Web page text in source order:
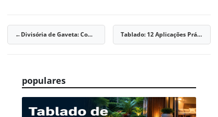
Navegação
Post
Divisória de Gaveta: Como Organizar Gavetas em 2026 Tablado: 12 Aplicações Práticas em Casa e Jardim
populares